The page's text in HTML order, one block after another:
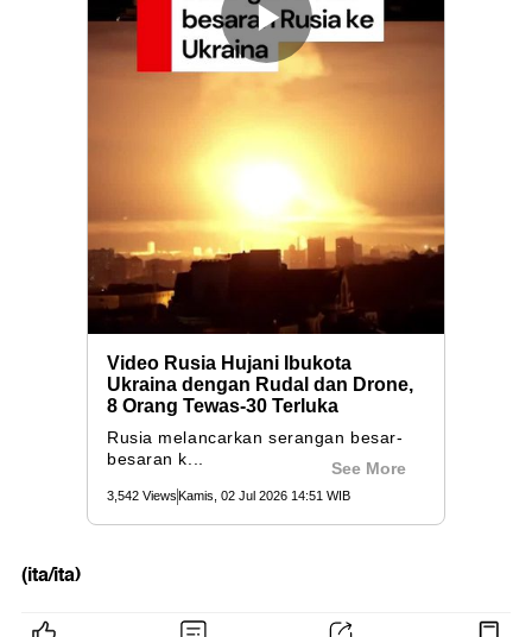
(ita/ita)